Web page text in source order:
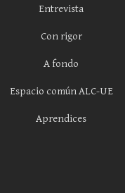
Entrevista
Con rigor
A fondo
Espacio común ALC-UE
Aprendices